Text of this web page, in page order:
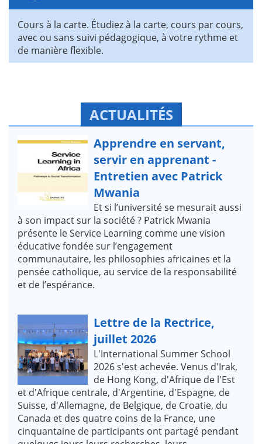
Cours à la carte. Étudiez à la carte, cours par cours,
avec ou sans suivi pédagogique, à votre rythme et
de manière flexible.
ACTUALITÉS
Apprendre en servant,
servir en apprenant -
Entretien avec Patrick
Mwania
Et si l’université se mesurait aussi
à son impact sur la société ? Patrick Mwania
présente le Service Learning comme une vision
éducative fondée sur l’engagement
communautaire, les philosophies africaines et la
pensée catholique, au service de la responsabilité
et de l’espérance.
Lettre de la Rectrice,
juillet 2026
L'International Summer School
2026 s'est achevée. Venus d'Irak,
de Hong Kong, d'Afrique de l'Est
et d'Afrique centrale, d'Argentine, d'Espagne, de
Suisse, d'Allemagne, de Belgique, de Croatie, du
Canada et des quatre coins de la France, une
cinquantaine de participants ont partagé pendant